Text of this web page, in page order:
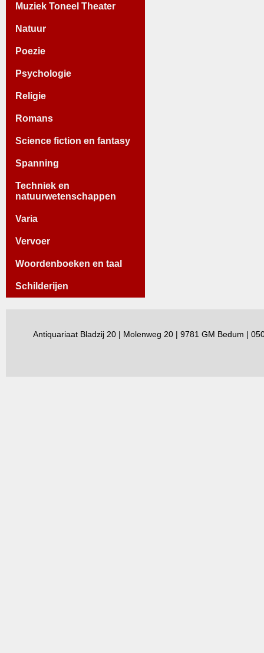
Muziek Toneel Theater
Natuur
Poezie
Psychologie
Religie
Romans
Science fiction en fantasy
Spanning
Techniek en
natuurwetenschappen
Varia
Vervoer
Woordenboeken en taal
Schilderijen
Antiquariaat Bladzij 20 | Molenweg 20 | 9781 GM Bedum |